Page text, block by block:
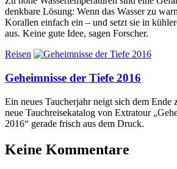
denkbare Lösung: Wenn das Wasser zu
Korallen einfach ein – und setzt sie in
aus. Keine gute Idee, sagen Forscher.
Reisen
Geheimnisse der Tiefe 2016
Ein neues Taucherjahr neigt sich dem Ende
neue Tauchreisekatalog von Extratour
2016“ gerade frisch aus dem Druck.
Keine Kommentare